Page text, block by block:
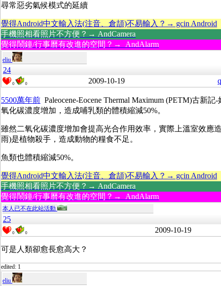
尋常惡劣氣候模式的延續
覺得Android中文輸入法(注音、倉頡)不易輸入？→ gcin Android
手機照相看照片不方便？→ AndCamera
覺得鬧鐘/行事曆有改進的空間？→ AndAlarm
eliu
24
0 0 2009-10-19
5500萬年前 Paleocene-Eocene Thermal Maximum (PETM)古新
氧化碳濃度增加，造成哺乳類的體積縮減50%。
雖然二氧化碳濃度增加會提高光合作用效率，實際上溫室效應
雨)是植物殺手，造成動物的糧食不足。
魚類也體積縮減50%。
覺得Android中文輸入法(注音、倉頡)不易輸入？→ gcin Android
手機照相看照片不方便？→ AndCamera
覺得鬧鐘/行事曆有改進的空間？→ AndAlarm
本人已不在此站活動
25
0 0 2009-10-19
可是人類卻愈長愈高大？
edited: 1
eliu